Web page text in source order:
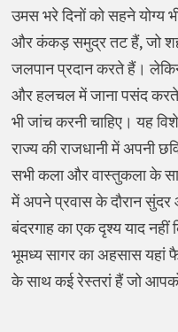
उमस भरे दिनों को सहने योग्य
और कंकड़ समुद्र तट हैं, जो
जलपान प्रदान करते हैं।
और हलचल में जाना पसंद करते
भी जांच करनी चाहिए। यह
राज्य की राजधानी में अपनी
सभी कला और वास्तुकला के
में अपने प्रवास के दौरान
बंदरगाह का एक दृश्य याद
भूमध्य सागर का अहसास यहां
के साथ कई रेस्तरां हैं जो